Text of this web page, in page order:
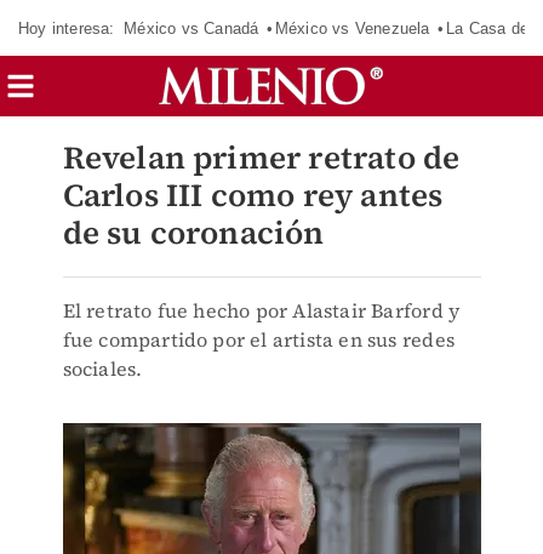
Hoy interesa: México vs Canadá México vs Venezuela La Casa de
Revelan primer retrato de
Carlos III como rey antes
de su coronación
El retrato fue hecho por Alastair Barford y
fue compartido por el artista en sus redes
sociales.